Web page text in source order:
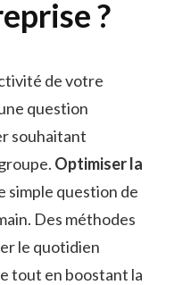
?
de votre
question
souhaitant
Optimiser la
simple question de
Des méthodes
le quotidien
tout en boostant la